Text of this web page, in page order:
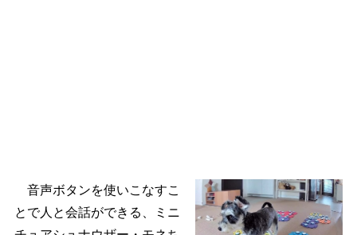
音声ボタンを使いこなすこ
とで人と会話ができる、ミニ